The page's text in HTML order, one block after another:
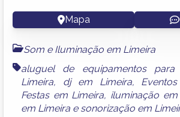
Mapa
Som e Iluminação em Limeira
aluguel de equipamentos
Limeira, dj em Limeira,
Festas em Limeira, iluminação em
em Limeira e sonorização em